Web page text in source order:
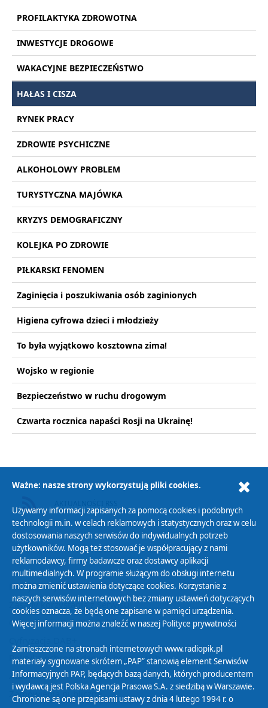
PROFILAKTYKA ZDROWOTNA
INWESTYCJE DROGOWE
WAKACYJNE BEZPIECZEŃSTWO
HAŁAS I CISZA
RYNEK PRACY
ZDROWIE PSYCHICZNE
ALKOHOLOWY PROBLEM
TURYSTYCZNA MAJÓWKA
KRYZYS DEMOGRAFICZNY
KOLEJKA PO ZDROWIE
PIŁKARSKI FENOMEN
Zaginięcia i poszukiwania osób zaginionych
Higiena cyfrowa dzieci i młodzieży
To była wyjątkowo kosztowna zima!
Wojsko w regionie
Bezpieczeństwo w ruchu drogowym
Czwarta rocznica napaści Rosji na Ukrainę!
Polityka Prywatności
Zasady korzystania z Serwisu
Organizacje Pożytku Publicznego
Polityka ochrony danych osobowych
Abonament
Zamówienia publiczne
Ważne: nasze strony wykorzystują pliki cookies.
Używamy informacji zapisanych za pomocą cookies i podobnych
technologii m.in. w celach reklamowych i statystycznych oraz w celu
dostosowania naszych serwisów do indywidualnych potrzeb
użytkowników. Mogą też stosować je współpracujący z nami
reklamodawcy, firmy badawcze oraz dostawcy aplikacji
multimedialnych. W programie służącym do obsługi internetu
można zmienić ustawienia dotyczące cookies. Korzystanie z
naszych serwisów internetowych bez zmiany ustawień dotyczących
cookies oznacza, że będą one zapisane w pamięci urządzenia.
Więcej informacji można znaleźć w naszej Polityce prywatności
Zamieszczone na stronach internetowych www.radiopik.pl
materiały sygnowane skrótem „PAP” stanowią element Serwisów
Informacyjnych PAP, będących bazą danych, których producentem
i wydawcą jest Polska Agencja Prasowa S.A. z siedzibą w Warszawie.
Chronione są one przepisami ustawy z dnia 4 lutego 1994 r. o